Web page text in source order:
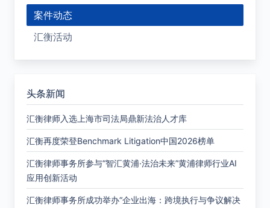
案件动态
汇衡活动
头条新闻
汇衡律师入选上海市司法局鼎新法治人才库
汇衡再度荣登Benchmark Litigation中国2026榜单
汇衡律师事务所参与“智汇黄浦·法治未来”黄浦律师行业AI
应用创新活动
汇衡律师事务所成功举办“企业出海：跨境执行与争议解决